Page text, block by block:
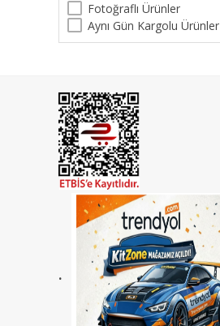
Fotoğraflı Ürünler
Aynı Gün Kargolu Ürünler
.